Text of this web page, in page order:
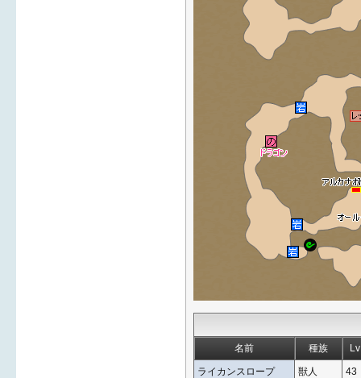
名前 種族 Lv
ライカンスロープ 獣人 43